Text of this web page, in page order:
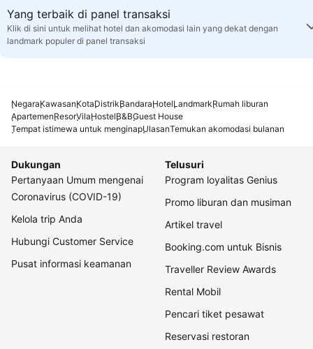
Yang terbaik di panel transaksi
Klik di sini untuk melihat hotel dan akomodasi lain yang dekat dengan
landmark populer di panel transaksi
NegaraKawasanKotaDistrikBandaraHotelLandmarkRumah liburan
ApartemenResorVilaHostelB&BGuest House
Tempat istimewa untuk menginapUlasanTemukan akomodasi bulanan
Dukungan
Pertanyaan Umum mengenai
Coronavirus (COVID-19)
Kelola trip Anda
Hubungi Customer Service
Pusat informasi keamanan
Telusuri
Program loyalitas Genius
Promo liburan dan musiman
Artikel travel
Booking.com untuk Bisnis
Traveller Review Awards
Rental Mobil
Pencari tiket pesawat
Reservasi restoran